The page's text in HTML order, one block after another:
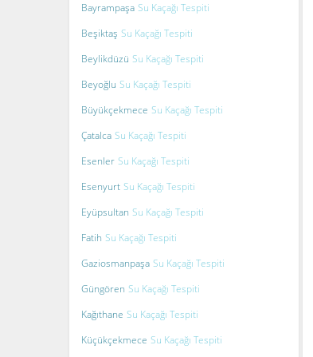
Bayrampaşa Su Kaçağı Tespiti
Beşiktaş Su Kaçağı Tespiti
Beylikdüzü Su Kaçağı Tespiti
Beyoğlu Su Kaçağı Tespiti
Büyükçekmece Su Kaçağı Tespiti
Çatalca Su Kaçağı Tespiti
Esenler Su Kaçağı Tespiti
Esenyurt Su Kaçağı Tespiti
Eyüpsultan Su Kaçağı Tespiti
Fatih Su Kaçağı Tespiti
Gaziosmanpaşa Su Kaçağı Tespiti
Güngören Su Kaçağı Tespiti
Kağıthane Su Kaçağı Tespiti
Küçükçekmece Su Kaçağı Tespiti